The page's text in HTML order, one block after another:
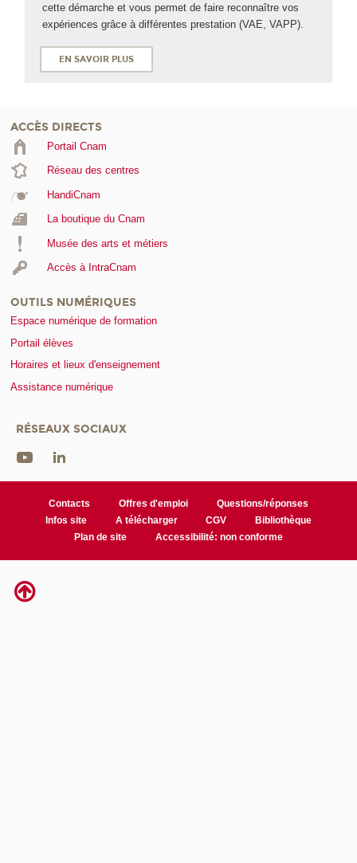
cette démarche et vous permet de faire reconnaître vos
expériences grâce à différentes prestation (VAE , VAPP).
EN SAVOIR PLUS
ACCÈS DIRECTS
Portail Cnam
Réseau des centres
HandiCnam
La boutique du Cnam
Musée des arts et métiers
Accès à IntraCnam
OUTILS NUMÉRIQUES
Espace numérique de formation
Portail élèves
Horaires et lieux d'enseignement
Assistance numérique
RÉSEAUX SOCIAUX
Contacts Offres d'emploi
Questions/réponses
Infos site
A télécharger CGV
Bibliothèque
Plan de site
Accessibilité: non conforme